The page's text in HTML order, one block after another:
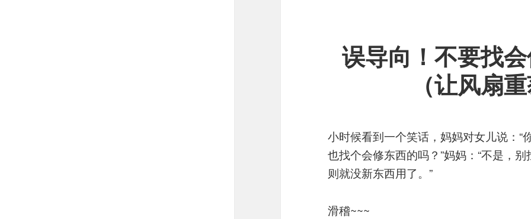
误导向！不要找
（让风扇
小时候看到一个笑话，妈妈对女儿说：“
也找个会修东西的吗？”妈妈：“不是，
则就没新东西用了。”
滑稽~~~